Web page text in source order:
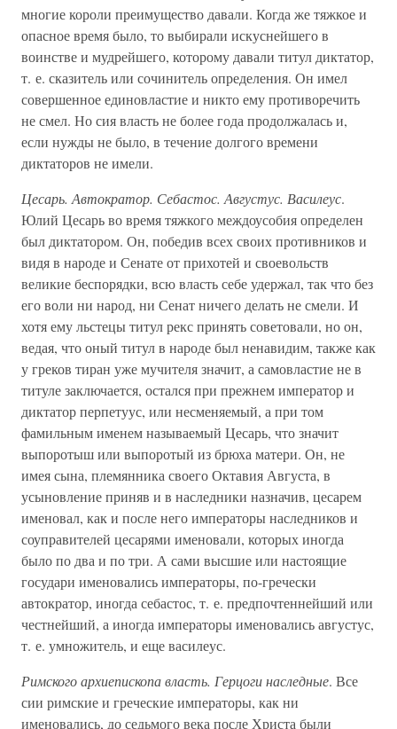
многие короли преимущество давали. Когда же тяжкое и
опасное время было, то выбирали искуснейшего в
воинстве и мудрейшего, которому давали титул диктатор,
т. е. сказитель или сочинитель определения. Он имел
совершенное единовластие и никто ему противоречить
не смел. Но сия власть не более года продолжалась и,
если нужды не было, в течение долгого времени
диктаторов не имели.
Цесарь. Автократор. Себастос. Августус. Василеус.
Юлий Цесарь во время тяжкого междоусобия определен
был диктатором. Он, победив всех своих противников и
видя в народе и Сенате от прихотей и своевольств
великие беспорядки, всю власть себе удержал, так что без
его воли ни народ, ни Сенат ничего делать не смели. И
хотя ему льстецы титул рекс принять советовали, но он,
ведая, что оный титул в народе был ненавидим, также как
у греков тиран уже мучителя значит, а самовластие не в
титуле заключается, остался при прежнем император и
диктатор перпетуус, или несменяемый, а при том
фамильным именем называемый Цесарь, что значит
выпоротыш или выпоротый из брюха матери. Он, не
имея сына, племянника своего Октавия Августа, в
усыновление приняв и в наследники назначив, цесарем
именовал, как и после него императоры наследников и
соуправителей цесарями именовали, которых иногда
было по два и по три. А сами высшие или настоящие
государи именовались императоры, по-гречески
автократор, иногда себастос, т. е. предпочтеннейший или
честнейший, а иногда императоры именовались августус,
т. е. умножитель, и еще василеус.
Римского архиепископа власть. Герцоги наследные. Все
сии римские и греческие императоры, как ни
именовались, до седьмого века после Христа были